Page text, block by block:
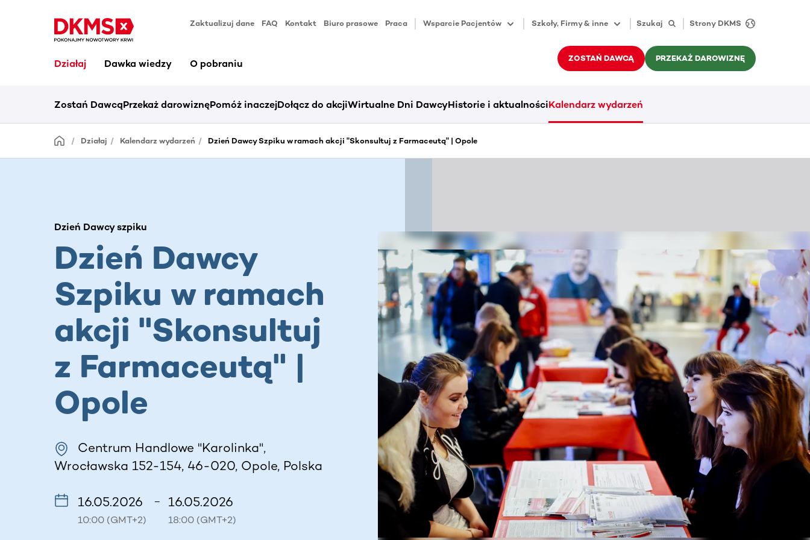
Zaktualizuj dane FAQ Kontakt Biuro prasowe Praca Wsparcie Pacjentów Szkoły, Firmy & inne Szukaj Strony DKMS
Działaj Dawka wiedzy O pobraniu ZOSTAŃ DAWCĄ PRZEKAŻ DAROWIZNĘ
Zostań DawcąPrzekaż darowiznęPomóż inaczejDołącz do akcjiWirtualne Dni DawcyHistorie i aktualnościKalendarz wydarzeń
Działaj Kalendarz wydarzeń Dzień Dawcy Szpiku w ramach akcji "Skonsultuj z Farmaceutą" | Opole
Dzień Dawcy szpiku
Dzień Dawcy
Szpiku w ramach
akcji "Skonsultuj
z Farmaceutą" |
Opole
Centrum Handlowe "Karolinka",
Wrocławska 152-154, 46-020, Opole, Polska
16.05.2026
10:00 (GMT+2)
– 16.05.2026
18:00 (GMT+2)